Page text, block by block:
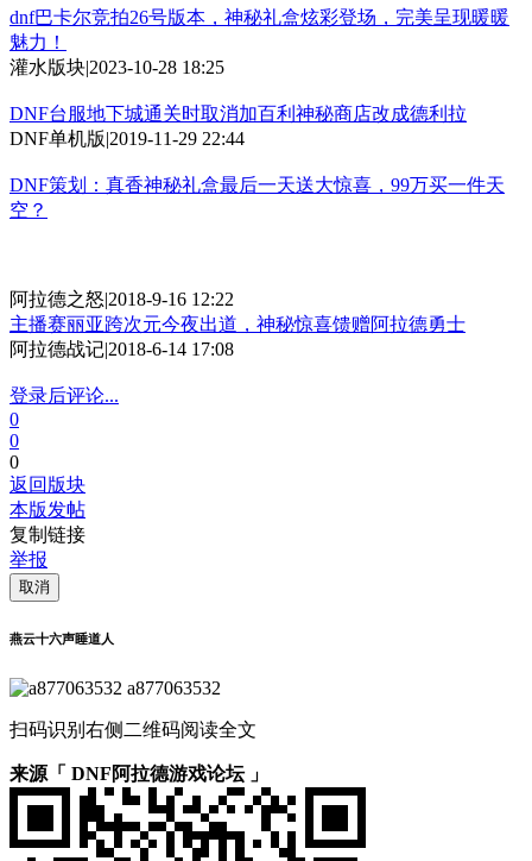
dnf巴卡尔竞拍26号版本，神秘礼盒炫彩登场，完美呈现暖暖
魅力！
灌水版块|2023-10-28 18:25
DNF台服地下城通关时取消加百利神秘商店改成德利拉
DNF单机版|2019-11-29 22:44
DNF策划：真香神秘礼盒最后一天送大惊喜，99万买一件天
空？
阿拉德之怒|2018-9-16 12:22
主播赛丽亚跨次元今夜出道，神秘惊喜馈赠阿拉德勇士
阿拉德战记|2018-6-14 17:08
登录后评论...
0
0
0
返回版块
本版发帖
复制链接
举报
取消
燕云十六声睡道人
a877063532
扫码识别右侧二维码阅读全文
来源「 DNF阿拉德游戏论坛 」